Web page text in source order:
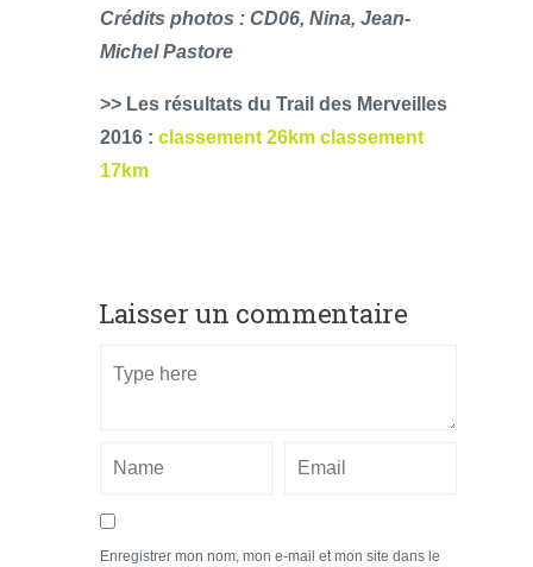
Crédits photos : CD06, Nina, Jean-
Michel Pastore
>> Les résultats du Trail des Merveilles
2016 : classement 26km classement
17km
Laisser un commentaire
Enregistrer mon nom, mon e-mail et mon site dans le